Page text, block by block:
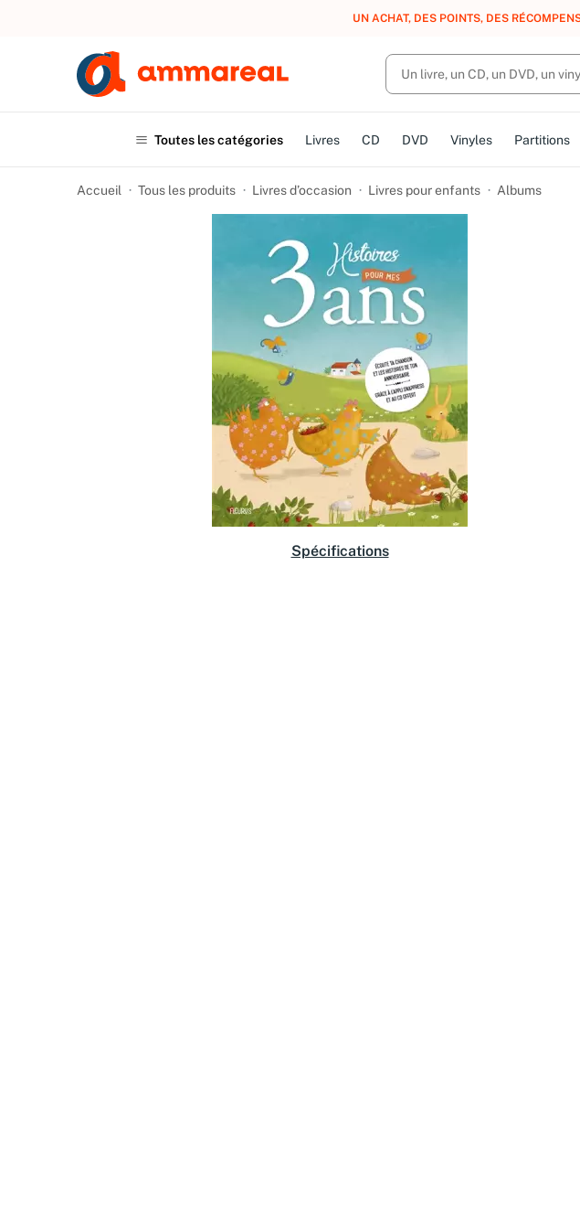
UN ACHAT, DES POINTS, DES
Toutes les catégories Livres CD DVD Vinyles Partitions
Accueil Tous les produits Livres d’occasion Livres pour enfants Albums
Spécifications